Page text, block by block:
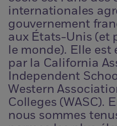
internationales
gouvernement
aux États-Unis (et
le monde). Elle est
par la California
Independent
Western
Colleges (WASC).
nous sommes